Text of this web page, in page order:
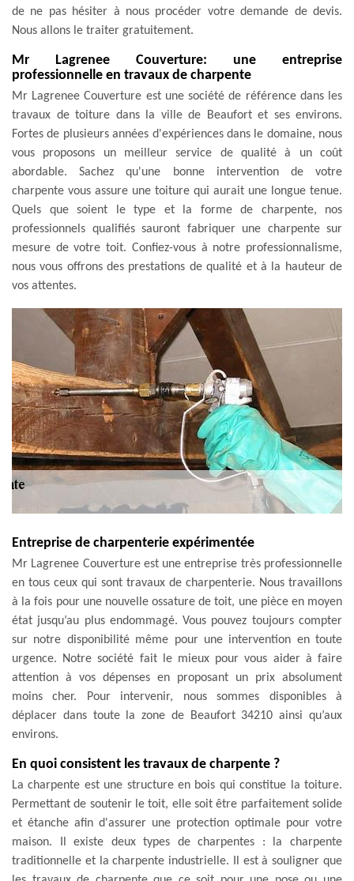
de ne pas hésiter à nous procéder votre demande de devis.
Nous allons le traiter gratuitement.
Mr Lagrenee Couverture: une entreprise
professionnelle en travaux de charpente
Mr Lagrenee Couverture est une société de référence dans les
travaux de toiture dans la ville de Beaufort et ses environs.
Fortes de plusieurs années d'expériences dans le domaine, nous
vous proposons un meilleur service de qualité à un coût
abordable. Sachez qu'une bonne intervention de votre
charpente vous assure une toiture qui aurait une longue tenue.
Quels que soient le type et la forme de charpente, nos
professionnels qualifiés sauront fabriquer une charpente sur
mesure de votre toit. Confiez-vous à notre professionnalisme,
nous vous offrons des prestations de qualité et à la hauteur de
vos attentes.
Entreprise de charpenterie expérimentée
Mr Lagrenee Couverture est une entreprise très professionnelle
en tous ceux qui sont travaux de charpenterie. Nous travaillons
à la fois pour une nouvelle ossature de toit, une pièce en moyen
état jusqu’au plus endommagé. Vous pouvez toujours compter
sur notre disponibilité même pour une intervention en toute
urgence. Notre société fait le mieux pour vous aider à faire
attention à vos dépenses en proposant un prix absolument
moins cher. Pour intervenir, nous sommes disponibles à
déplacer dans toute la zone de Beaufort 34210 ainsi qu’aux
environs.
En quoi consistent les travaux de charpente ?
La charpente est une structure en bois qui constitue la toiture.
Permettant de soutenir le toit, elle soit être parfaitement solide
et étanche afin d'assurer une protection optimale pour votre
maison. Il existe deux types de charpentes : la charpente
traditionnelle et la charpente industrielle. Il est à souligner que